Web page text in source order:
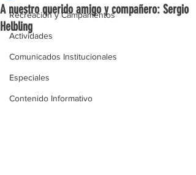
Recreación y Campamentos
Actividades
Comunicados Institucionales
Especiales
Contenido Informativo
A nuestro querido amigo y compañero: Sergio
Helbling